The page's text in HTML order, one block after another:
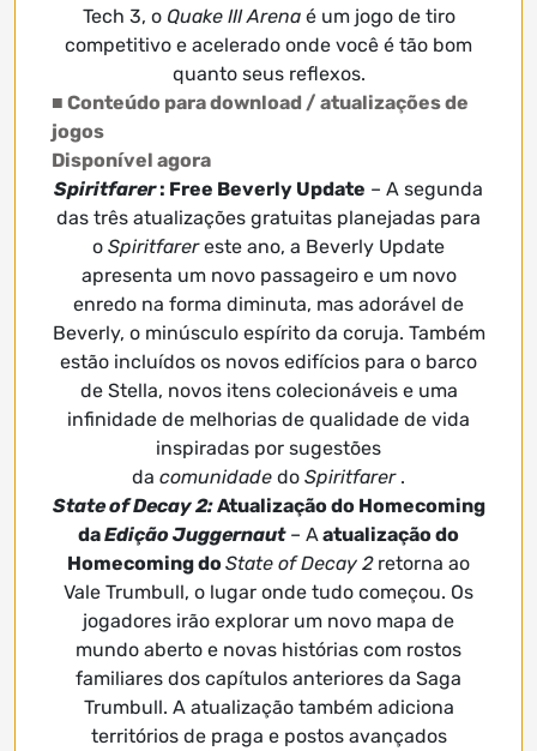
Tech 3, oQuake III Arenaé um jogo de tiro
competitivo e acelerado onde você é tão bom
quanto seus reflexos.
■ Conteúdo para download / atualizações de
jogos
Disponível agora
Spiritfarer: Free Beverly Update – A segunda
das três atualizações gratuitas planejadas para
o Spiritfarereste ano, a Beverly Update
apresenta um novo passageiro e um novo
enredo na forma diminuta, mas adorável de
Beverly, o minúsculo espírito da coruja. Também
estão incluídos os novos edifícios para o barco
de Stella, novos itens colecionáveis ​​e uma
infinidade de melhorias de qualidade de vida
inspiradas por sugestões
da comunidade do Spiritfarer.
State of Decay 2:Atualização do Homecoming
daEdição Juggernaut– Aatualização do
Homecoming doState of Decay 2retorna ao
Vale Trumbull, o lugar onde tudo começou. Os
jogadores irão explorar um novo mapa de
mundo aberto e novas histórias com rostos
familiares dos capítulos anteriores da Saga
Trumbull. A atualização também adiciona
territórios de praga e postos avançados